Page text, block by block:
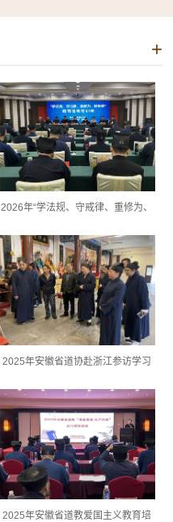
+
2026年“学法规、守戒律、重修为、
期）...
2025年安徽省道协赴浙江参访学习
2025年安徽省道教爱国主义教育培